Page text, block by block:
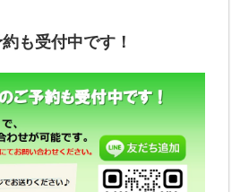
も受付中です！